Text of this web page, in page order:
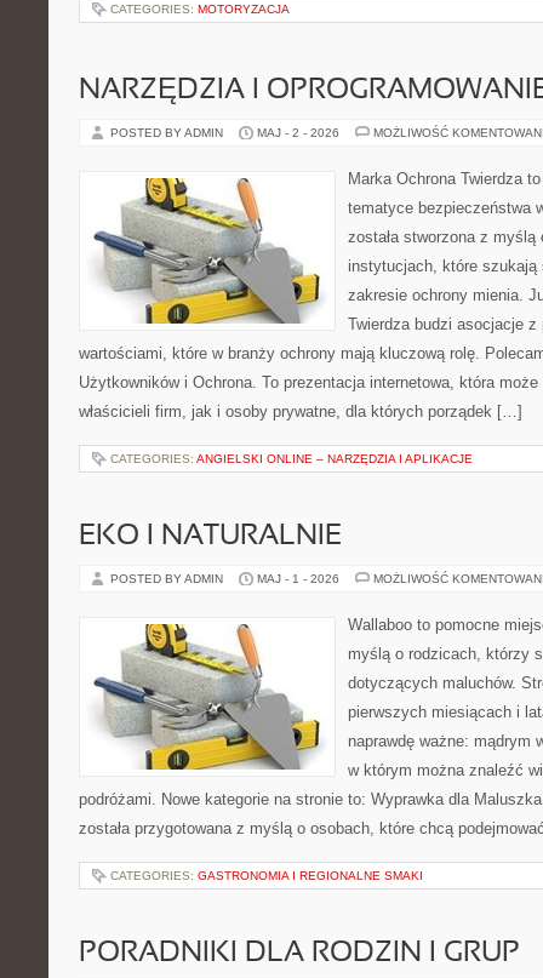
CATEGORIES: MOTORYZACJA
NARZĘDZIA I
POSTED BY ADMIN MAJ - 2 - 2026 MOŻLIWOŚĆ
Marka Ochrona Twierdza
tematyce bezpieczeństwa
została stworzona z
instytucjach, które szukają
zakresie ochrony mienia.
Twierdza budzi asocjacje
wartościami, które w branży ochrony mają kluczową rolę.
Użytkowników i Ochrona. To prezentacja internetowa, która
właścicieli firm, jak i osoby prywatne, dla których porządek […]
CATEGORIES: ANGIELSKI ONLINE – NARZĘDZIA I APLIKACJE
EKO I NATURALNIE
POSTED BY ADMIN MAJ - 1 - 2026 MOŻLIWOŚĆ
Wallaboo to pomocne
myślą o rodzicach, którzy
dotyczących maluchów.
pierwszych miesiącach i
naprawdę ważne: mądrym
w którym można znaleźć
podróżami. Nowe kategorie na stronie to: Wyprawka dla
została przygotowana z myślą o osobach, które chcą
CATEGORIES: GASTRONOMIA I REGIONALNE SMAKI
PORADNIKI DLA RODZIN I GRUP